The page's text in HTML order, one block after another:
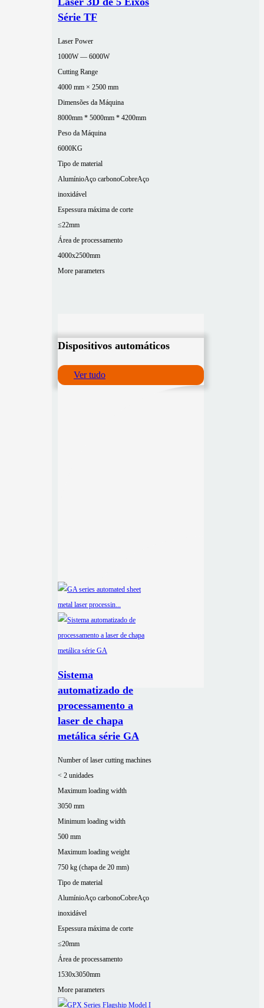
Série TF
Laser Power
1000W — 6000W
Cutting Range
4000 mm × 2500 mm
Dimensões da Máquina
8000mm * 5000mm * 4200mm
Peso da Máquina
6000KG
Tipo de material
AlumínioAço carbonoCobreAço
inoxidável
Espessura máxima de corte
≤22mm
Área de processamento
4000x2500mm
More parameters
Dispositivos automáticos
Ver tudo
Sistema
automatizado de
processamento a
laser de chapa
metálica série GA
Number of laser cutting machines
< 2 unidades
Maximum loading width
3050 mm
Minimum loading width
500 mm
Maximum loading weight
750 kg (chapa de 20 mm)
Tipo de material
AlumínioAço carbonoCobreAço
inoxidável
Espessura máxima de corte
≤20mm
Área de processamento
1530x3050mm
More parameters